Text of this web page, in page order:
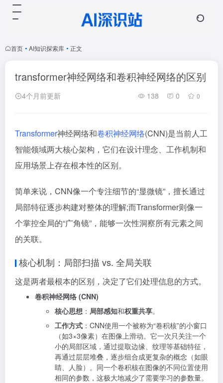
首页 • AI知识探索库 • 正文
transformer神经网络和卷积神经网络的区别
4个月前更新 138 0 0
Transformer神经网络和卷积神经网络(CNN)是当前人工
智能领域两大核心架构，它们在设计理念、工作机制和
应用场景上存在根本性的区别。
简单来说，CNN像一个专注细节的“显微镜”，擅长通过
局部特征逐步构建对整体的理解;而Transformer则像一
个掌控全局的“广角镜”，能够一次性洞察所有元素之间
的关联。
核心机制：局部扫描 vs. 全局关联
这是两者最根本的区别，决定了它们处理信息的方式。
卷积神经网络 (CNN)
核心思想 ： 局部感知和权重共享。
工作方式 ：CNN使用一个被称为“卷积核”的小窗口
（如3×3像素）在图像上滑动。它一次只关注一个
小的局部区域，通过提取边缘、纹理等基础特征，
再通过层层堆叠，逐步组合成更复杂的概念（如眼
睛、人脸） 。同一个卷积核在图像的不同位置使用
相同的参数，这极大地减少了需要学习的参数量。